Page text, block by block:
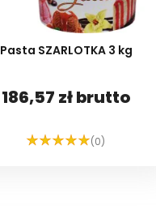
Pasta SZARLOTKA 3 kg
186,57 zł brutto
(0)